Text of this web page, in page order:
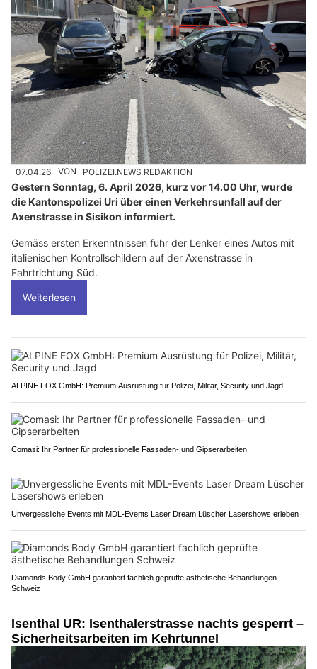
07.04.26 VON POLIZEI.NEWS REDAKTION
Gestern Sonntag, 6. April 2026, kurz vor 14.00 Uhr, wurde
die Kantonspolizei Uri über einen Verkehrsunfall auf der
Axenstrasse in Sisikon informiert.
Gemäss ersten Erkenntnissen fuhr der Lenker eines Autos mit
italienischen Kontrollschildern auf der Axenstrasse in
Fahrtrichtung Süd.
Weiterlesen
ALPINE FOX GmbH: Premium Ausrüstung für Polizei, Militär, Security und Jagd
Comasi: Ihr Partner für professionelle Fassaden- und Gipserarbeiten
Unvergessliche Events mit MDL-Events Laser Dream Lüscher Lasershows erleben
Diamonds Body GmbH garantiert fachlich geprüfte ästhetische Behandlungen
Schweiz
Isenthal UR: Isenthalerstrasse nachts gesperrt –
Sicherheitsarbeiten im Kehrtunnel